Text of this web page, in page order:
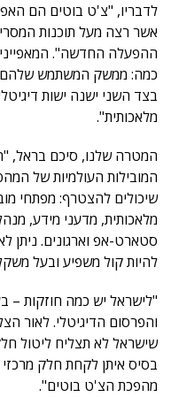
לדבריו, "צ'ט בוטים הם
אשר רצה מעל תוכנות
ההפעלה החדשה".
כמה: ממשק המשתמש שלהם
בצד השני ישנה ישות
מלאכותית".
המטרה שלנו, סיכם בראל,
המובילות העולמיות של
שיכולים להצטרף: מפתחי
מלאכותית, מדעני מידע,
סטארט-אפ וארגונים. ניתן
להיות קול משפיע ובעל
"לישראל יש כמה חוזקות –
והפרסום הדיגיטלי. לאור
שישראל לא תצליח ליטול
בסיס איתן לקחת חלק
מהפכת הצ'ט בוטים".